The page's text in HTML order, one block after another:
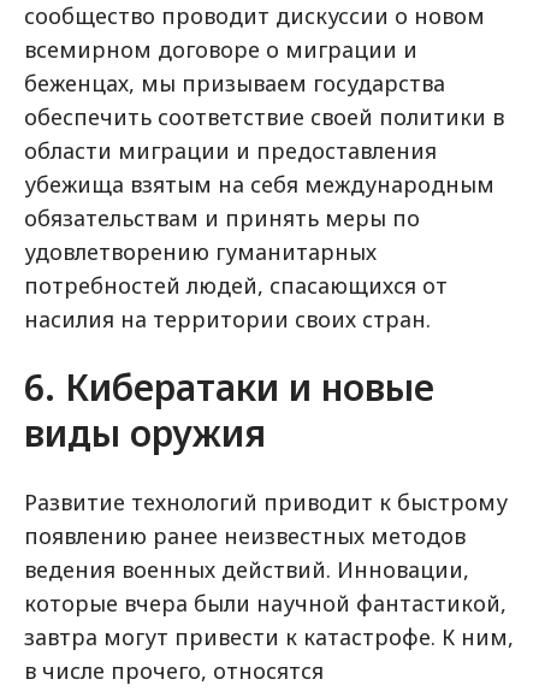
сообщество проводит дискуссии о новом
всемирном договоре о миграции и
беженцах, мы призываем государства
обеспечить соответствие своей политики в
области миграции и предоставления
убежища взятым на себя международным
обязательствам и принять меры по
удовлетворению гуманитарных
потребностей людей, спасающихся от
насилия на территории своих стран.
6. Кибератаки и новые
виды оружия
Развитие технологий приводит к быстрому
появлению ранее неизвестных методов
ведения военных действий. Инновации,
которые вчера были научной фантастикой,
завтра могут привести к катастрофе. К ним,
в числе прочего, относятся